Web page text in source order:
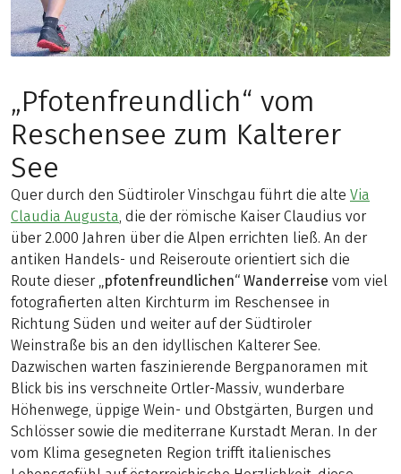
„Pfotenfreundlich“ vom
Reschensee zum Kalterer
See
Quer durch den Südtiroler Vinschgau führt die alte Via
Claudia Augusta, die der römische Kaiser Claudius vor
über 2.000 Jahren über die Alpen errichten ließ. An der
antiken Handels- und Reiseroute orientiert sich die
Route dieser „pfotenfreundlichen“ Wanderreise vom viel
fotografierten alten Kirchturm im Reschensee in
Richtung Süden und weiter auf der Südtiroler
Weinstraße bis an den idyllischen Kalterer See.
Dazwischen warten faszinierende Bergpanoramen mit
Blick bis ins verschneite Ortler-Massiv, wunderbare
Höhenwege, üppige Wein- und Obstgärten, Burgen und
Schlösser sowie die mediterrane Kurstadt Meran. In der
vom Klima gesegneten Region trifft italienisches